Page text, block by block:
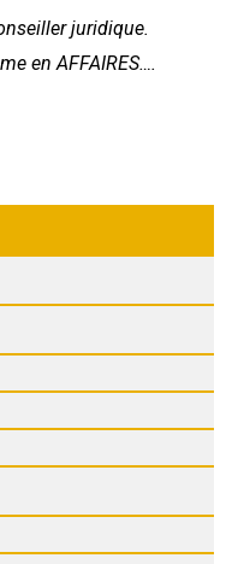
juridique.
en AFFAIRES….